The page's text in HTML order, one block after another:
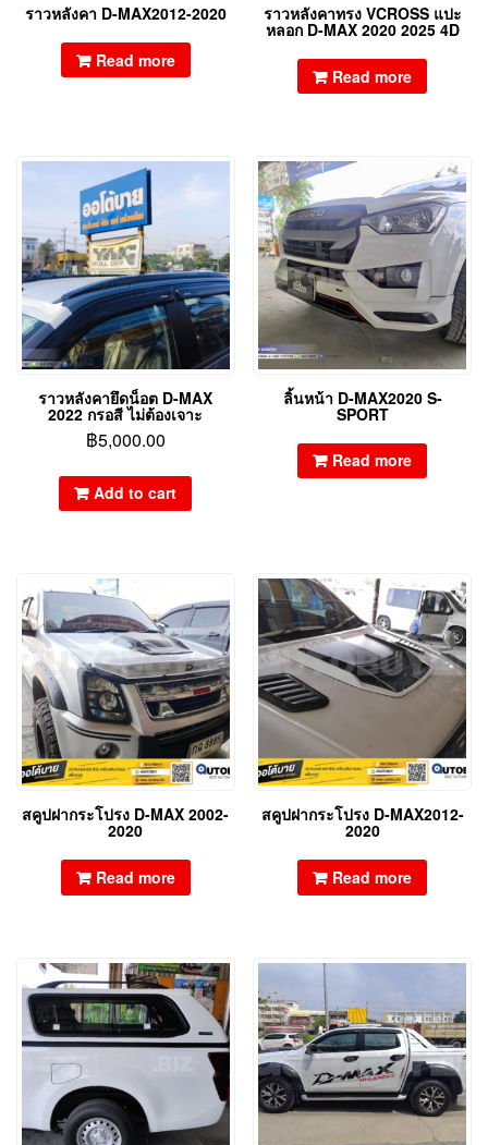
ราวหลังคา D-MAX2012-2020
Read more
ราวหลังคาทรง VCROSS แปะ
หลอก D-MAX 2020 2025 4D
Read more
ราวหลังคายึดน็อต D-MAX
2022 กรอสี ไม่ต้องเจาะ
฿5,000.00
Add to cart
ลิ้นหน้า D-MAX2020 S-
SPORT
Read more
สคูปฝากระโปรง D-MAX 2002-
2020
Read more
สคูปฝากระโปรง D-MAX2012-
2020
Read more